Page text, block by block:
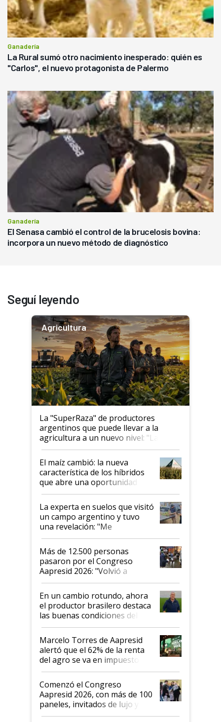
Ganadería
La Rural sumó otro nacimiento inesperado: quién es
"Carlos", el nuevo protagonista de Palermo
Ganadería
El Senasa cambió el control de la brucelosis bovina:
incorpora un nuevo método de diagnóstico
Seguí leyendo
Agricultura
La "SuperRaza" de productores
argentinos que puede llevar a la
agricultura a un nuevo nivel: "Las
posibilidades de crecimiento son
infinitas"
El maíz cambió: la nueva
característica de los híbridos
que abre una oportunidad en
el lote
La experta en suelos que visitó
un campo argentino y tuvo
una revelación: "Me
impresionó mucho"
Más de 12.500 personas
pasaron por el Congreso
Aapresid 2026: "Volvió a
demostrar que hablar del
suelo es hablar de todo el
sistema productivo"
En un cambio rotundo, ahora
el productor brasilero destaca
las buenas condiciones del
agro argentino para invertir:
"Los veo más motivados"
Marcelo Torres de Aapresid
alertó que el 62% de la renta
del agro se va en impuestos:
"No es bueno que en
Argentina se sigan discutiendo
las mismas cosas de hace 50
años"
Comenzó el Congreso
Aapresid 2026, con más de 100
paneles, invitados de lujo y
todas las tendencias